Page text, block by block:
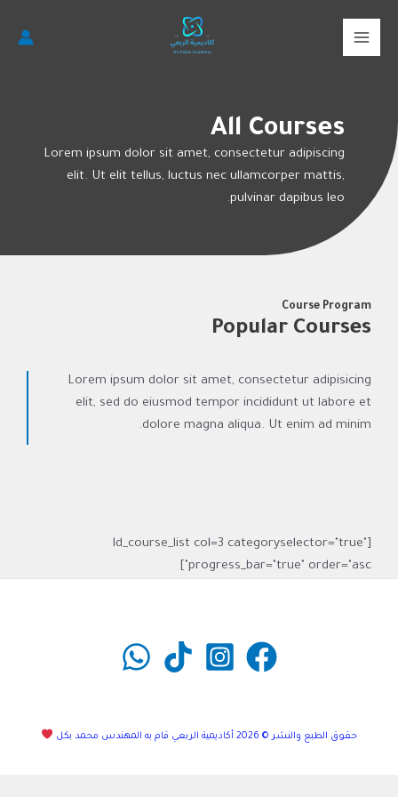
المحتوى
MAIN
MENU
All Courses
Lorem ipsum dolor sit amet, consectetur adipiscing
elit. Ut elit tellus, luctus nec ullamcorper mattis,
pulvinar dapibus leo.
Course Program
Popular Courses
Lorem ipsum dolor sit amet, consectetur adipisicing
elit, sed do eiusmod tempor incididunt ut labore et
dolore magna aliqua. Ut enim ad minim.
[ld_course_list col=3 categoryselector="true"
progress_bar="true" order="asc"]
حقوق الطبع والنشر © 2026 أكاديمية الربعي قام به المهندس محمد بكل